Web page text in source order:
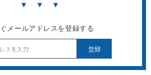
▼ ▼ ▼
メールアドレスを登録する